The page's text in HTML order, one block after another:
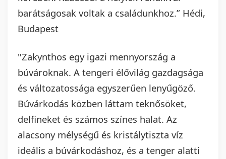
barátságosak voltak a családunkhoz.” Hédi,
Budapest
"Zakynthos egy igazi mennyország a
búvároknak. A tengeri élővilág gazdagsága
és változatossága egyszerűen lenyűgöző.
Búvárkodás közben láttam teknősöket,
delfineket és számos színes halat. Az
alacsony mélységű és kristálytiszta víz
ideális a búvárkodáshoz, és a tenger alatti